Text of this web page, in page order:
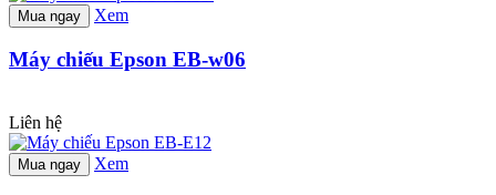
Mua ngay Xem
Máy chiếu Epson EB-w06
Liên hệ
Mua ngay Xem